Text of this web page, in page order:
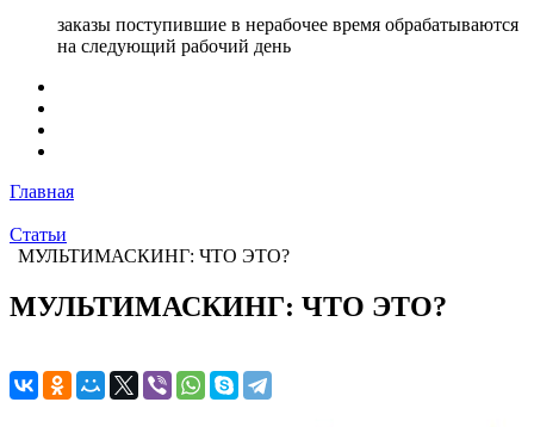
заказы поступившие в нерабочее время обрабатываются
на следующий рабочий день
Главная
Статьи
МУЛЬТИМАСКИНГ: ЧТО ЭТО?
МУЛЬТИМАСКИНГ: ЧТО ЭТО?